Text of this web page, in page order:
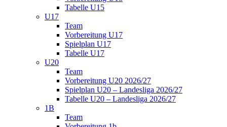
Tabelle U15
U17
Team
Vorbereitung U17
Spielplan U17
Tabelle U17
U20
Team
Vorbereitung U20 2026/27
Spielplan U20 – Landesliga 2026/27
Tabelle U20 – Landesliga 2026/27
1B
Team